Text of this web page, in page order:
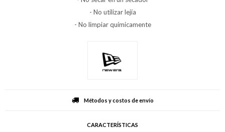
- No utilizar lejía
- No limpiar químicamente
Métodos y costos de envío
CARACTERÍSTICAS